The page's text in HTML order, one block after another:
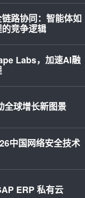
路协同：智能体如
竞争逻辑
Labs，加速AI融
全球增长新图景
中国网络安全技术
ERP 私有云